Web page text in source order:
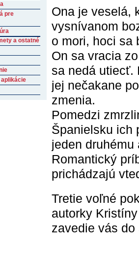
Ona je veselá,
vysnívanom
o mori, hoci sa
On sa vracia
sa nedá utiecť.
jej nečakane
zmenia.
Pomedzi
Španielsku ich
jeden
Romantický
prichádzajú
Tretie voľné
autorky
zavedie vás
pre
a ostatné
aplikácie